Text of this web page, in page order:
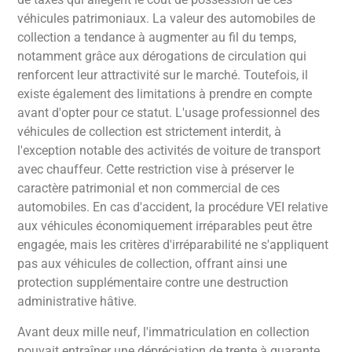
véhicules patrimoniaux. La valeur des automobiles de
collection a tendance à augmenter au fil du temps,
notamment grâce aux dérogations de circulation qui
renforcent leur attractivité sur le marché. Toutefois, il
existe également des limitations à prendre en compte
avant d'opter pour ce statut. L'usage professionnel des
véhicules de collection est strictement interdit, à
l'exception notable des activités de voiture de transport
avec chauffeur. Cette restriction vise à préserver le
caractère patrimonial et non commercial de ces
automobiles. En cas d'accident, la procédure VEI relative
aux véhicules économiquement irréparables peut être
engagée, mais les critères d'irréparabilité ne s'appliquent
pas aux véhicules de collection, offrant ainsi une
protection supplémentaire contre une destruction
administrative hâtive.
Avant deux mille neuf, l'immatriculation en collection